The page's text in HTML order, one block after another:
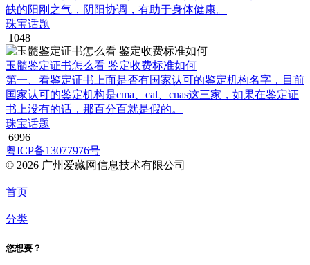
缺的阳刚之气，阴阳协调，有助于身体健康。
珠宝话题
1048
玉髓鉴定证书怎么看 鉴定收费标准如何
第一、看鉴定证书上面是否有国家认可的鉴定机构名字，目前
国家认可的鉴定机构是cma、cal、cnas这三家，如果在鉴定证
书上没有的话，那百分百就是假的。
珠宝话题
6996
粤ICP备13077976号
© 2026 广州爱藏网信息技术有限公司
首页
分类
您想要？